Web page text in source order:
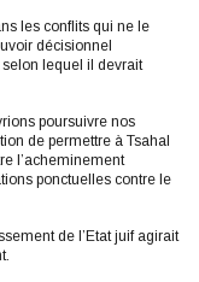
les conflits qui ne le
décisionnel
lequel il devrait
poursuivre nos
de permettre à Tsahal
l’acheminement
ponctuelles contre le
de l’Etat juif agirait